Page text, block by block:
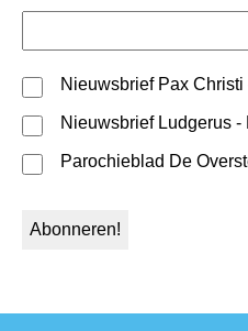
Nieuwsbrief Pax Christi
Nieuwsbrief Ludgerus -
Parochieblad De